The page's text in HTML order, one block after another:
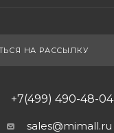
НА РАССЫЛКУ
+7(499) 490-48-04
sales@mimall.ru